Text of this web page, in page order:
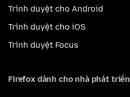
Trình duyệt cho Android
Trình duyệt cho iOS
Trình duyệt Focus
Firefox dành cho nhà phát triển